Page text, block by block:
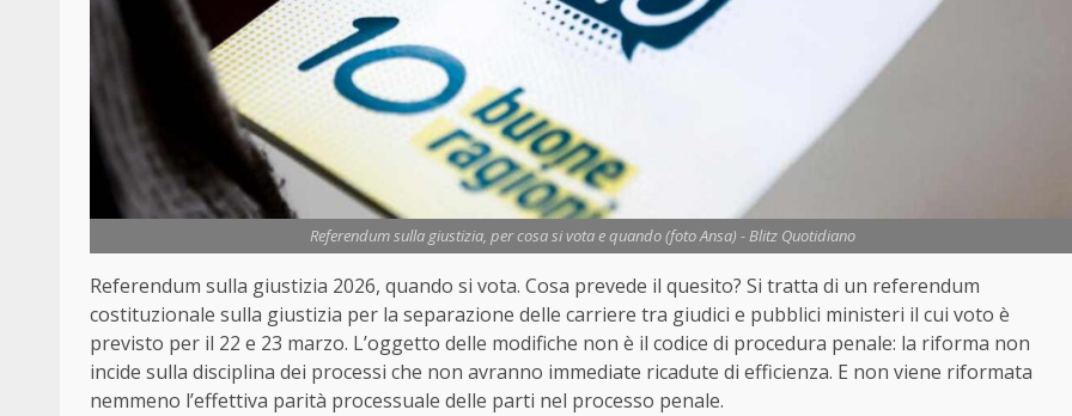
Referendum sulla giustizia, per cosa si vota e quando (foto Ansa) - Blitz Quotidiano
Referendum sulla giustizia 2026, quando si vota. Cosa prevede il quesito? Si tratta di un referendum
costituzionale sulla giustizia per la separazione delle carriere tra giudici e pubblici ministeri il cui voto è
previsto per il 22 e 23 marzo. L’oggetto delle modifiche non è il codice di procedura penale: la riforma non
incide sulla disciplina dei processi che non avranno immediate ricadute di efficienza. E non viene riformata
nemmeno l’effettiva parità processuale delle parti nel processo penale.